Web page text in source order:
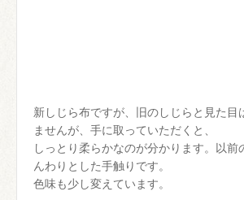
新しじら布ですが、旧のしじらと見た目
ませんが、手に取っていただくと、
しっとり柔らかなのが分かります。以前
んわりとした手触りです。
色味も少し変えています。